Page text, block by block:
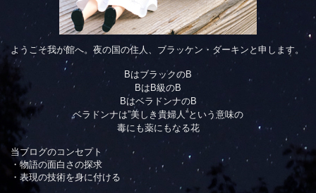
ようこそ我が館へ。夜の国の住人、ブラッケン・ダーキンと申します。
BはブラックのB
BはB級のB
BはベラドンナのB
ベラドンナは”美しき貴婦人”という意味の
毒にも薬にもなる花
当ブログのコンセプト
・物語の面白さの探求
・表現の技術を身に付ける